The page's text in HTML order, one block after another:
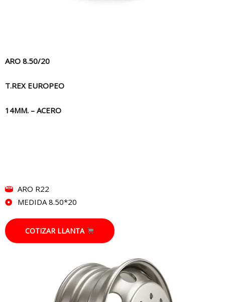
ARO 8.50/20
T.REX EUROPEO
14MM. – ACERO
ARO R22
MEDIDA 8.50*20
COTIZAR LLANTA